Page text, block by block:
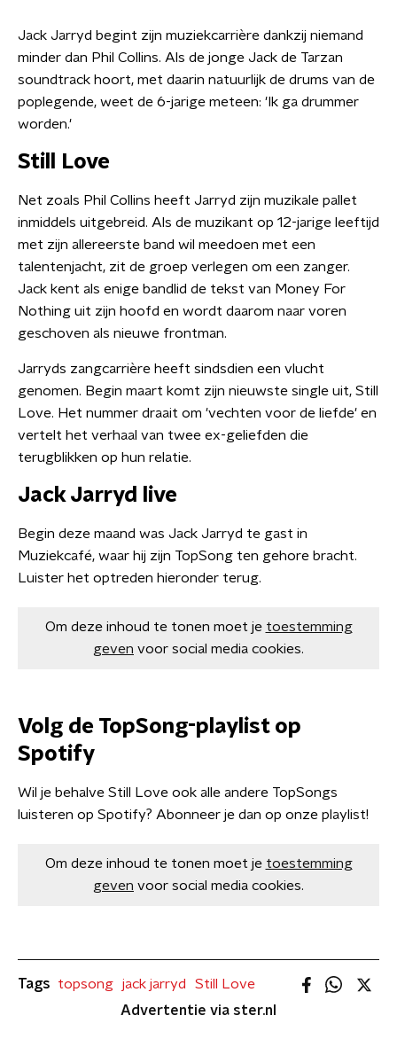
Jack Jarryd begint zijn muziekcarrière dankzij niemand
minder dan Phil Collins. Als de jonge Jack de Tarzan
soundtrack hoort, met daarin natuurlijk de drums van de
poplegende, weet de 6-jarige meteen: 'Ik ga drummer
worden.'
Still Love
Net zoals Phil Collins heeft Jarryd zijn muzikale pallet
inmiddels uitgebreid. Als de muzikant op 12-jarige leeftijd
met zijn allereerste band wil meedoen met een
talentenjacht, zit de groep verlegen om een zanger.
Jack kent als enige bandlid de tekst van Money For
Nothing uit zijn hoofd en wordt daarom naar voren
geschoven als nieuwe frontman.
Jarryds zangcarrière heeft sindsdien een vlucht
genomen. Begin maart komt zijn nieuwste single uit, Still
Love. Het nummer draait om 'vechten voor de liefde' en
vertelt het verhaal van twee ex-geliefden die
terugblikken op hun relatie.
Jack Jarryd live
Begin deze maand was Jack Jarryd te gast in
Muziekcafé, waar hij zijn TopSong ten gehore bracht.
Luister het optreden hieronder terug.
Om deze inhoud te tonen moet je toestemming
geven voor social media cookies.
Volg de TopSong-playlist op
Spotify
Wil je behalve Still Love ook alle andere TopSongs
luisteren op Spotify? Abonneer je dan op onze playlist!
Om deze inhoud te tonen moet je toestemming
geven voor social media cookies.
Tags topsong jack jarryd
Still Love
Advertentie via ster.nl